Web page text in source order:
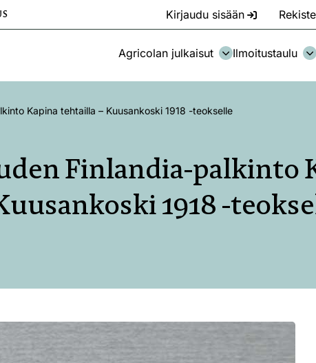
Kirjaudu sisään
Agricolan julkaisut Ilmoitustaulu
Kapina tehtailla – Kuusankoski 1918 -teokselle
Finlandia-palkinto
1918 -